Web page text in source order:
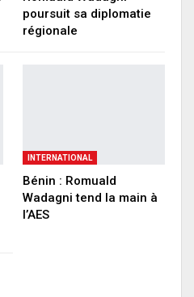
poursuit sa diplomatie
régionale
INTERNATIONAL
Bénin : Romuald
Wadagni tend la main à
l’AES